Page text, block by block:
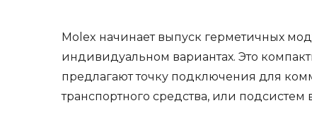
Molex начинает выпуск герметичных
индивидуальном вариантах. Это
предлагают точку подключения для
транспортного средства, или подсистем